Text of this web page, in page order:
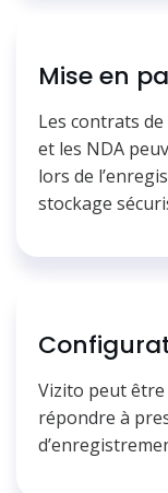
Mise en
Les contrats
et les NDA
lors de
stockage
Vizito peut
répondre à